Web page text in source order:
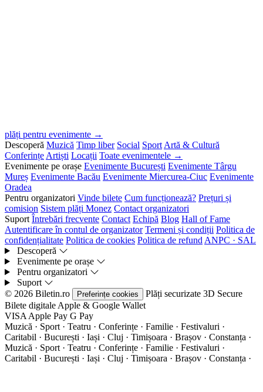
plăți pentru evenimente →
Descoperă Muzică Timp liber Social Sport Artă & Cultură
Conferințe Artiști Locații Toate evenimentele →
Evenimente pe orașe Evenimente București Evenimente Târgu
Mureș Evenimente Bacău Evenimente Miercurea-Ciuc Evenimente
Oradea
Pentru organizatori Vinde bilete Cum funcționează? Prețuri și
comision Sistem plăți Monez Contact organizatori
Suport Întrebări frecvente Contact Echipă Blog Hall of Fame
Autentificare în contul de organizator Termeni și condiții Politica de
confidențialitate Politica de cookies Politica de refund ANPC · SAL
Descoperă
Evenimente pe orașe
Pentru organizatori
Suport
© 2026 Biletin.ro
Preferințe cookies Plăți securizate 3D Secure
Bilete digitale Apple & Google Wallet
VISA Apple Pay G Pay
Muzică · Sport · Teatru · Conferințe · Familie · Festivaluri ·
Caritabil · București · Iași · Cluj · Timișoara · Brașov · Constanța ·
Muzică · Sport · Teatru · Conferințe · Familie · Festivaluri ·
Caritabil · București · Iași · Cluj · Timișoara · Brașov · Constanța ·